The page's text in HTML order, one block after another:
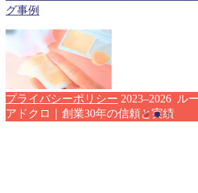
グ事例
プライバシーポリシー 2023–2026 ル
アドクロ｜創業30年の信頼と実績